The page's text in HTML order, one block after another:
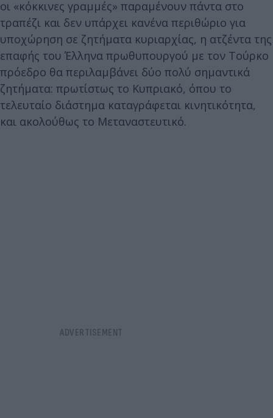
οι «κόκκινες γραμμές» παραμένουν πάντα στο
τραπέζι και δεν υπάρχει κανένα περιθώριο για
υποχώρηση σε ζητήματα κυριαρχίας, η ατζέντα της
επαφής του Έλληνα πρωθυπουργού με τον Τούρκο
πρόεδρο θα περιλαμβάνει δύο πολύ σημαντικά
ζητήματα: πρωτίστως το Κυπριακό, όπου το
τελευταίο διάστημα καταγράφεται κινητικότητα,
και ακολούθως το Μεταναστευτικό.